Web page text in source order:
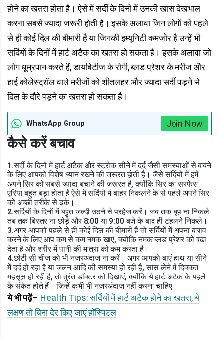
होने का खतरा होता है। ऐसे में सर्दी के दिनों में उनकी खास देखभाल
करना सबसे ज्यादा जरूरी होती है। इसके अलावा जिन लोगों को पहले
से ही कोई दिल की बीमारी है या जिनकी इम्यूनिटी कमजोर है उन्हें भी
सर्दियों के दिनों में हार्ट अटैक का खतरा हो सकता है। इसके अलावा जो
लोग धूम्रपान करते हैं, डायबिटीज के रोगी, ब्लड प्रेशर के मरीज और
हाई कोलेस्ट्रॉल वाले मरीजों को शीतलहर और ज्यादा सर्दी पड़ने से
दिल के दौरे पड़ने का खतरा हो सकता है।
WhatsApp Group Join Now
कैसे करें बचाव
1.सर्दी के दिनों में हार्ट अटैक और स्ट्रोक सीने में दर्द जैसी समस्याओं से बचने
के लिए आपको विशेष ध्यान रखने की जरूरत होती है। जैसे सर्दियों में हमें
अपने सिर को सबसे ज्यादा बचाने की जरूरत है, क्योंकि सिर का सरफेस
एरिया बहुत बड़ा होता है ऐसे में सर्दियों में बाहर निकलने के से पहले अपने सिर
को अच्छी तरीके से ढके।
2.सर्दियों के दिनों में बहुत जल्दी उठने से परहेज करें। जब तक धूप ना निकले
तब तक बिस्तर ना छोड़े और 8:00 या 9:00 बजे के बाद ही टहलने निकले।
3.अगर आपको पहले से ही कोई दिल की बीमारी है तो सर्दियों में अपना बचाव
करने के लिए आप कम से कम नमक खाएं, क्योंकि नमक ब्लड प्रेशर को बढ़ा
देता है और शरीर में पानी की मात्रा को कम करता है।
4.छोटी सी चीज को भी नजरअंदाज ना करें। अगर आपको बाएं हाथ या सीने
में दर्द हो रहा है या जलन आदि की समस्या हो रही है, सांस लेने में दिक्कत
महसूस हो रही है, तो तुरंत डॉक्टर को दिखाएं, क्योंकि ये हार्ट अटैक के पहले
के संकेत होते हैं। जिन्हें कभी भी नजरअंदाज नहीं करना चाहिए।
ये भी पढ़ें– Health Tips: सर्दियों में हार्ट अटैक होने का खतरा, ये
लक्षण तो बिना देर किए जाएं हॉस्पिटल